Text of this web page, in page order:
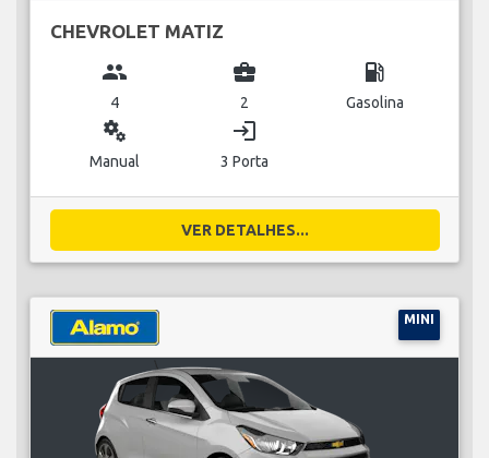
CHEVROLET MATIZ
group
4
business_center
2
local_gas_station
Gasolina
miscellaneous_services
Manual
login
3 Porta
VER DETALHES...
MINI